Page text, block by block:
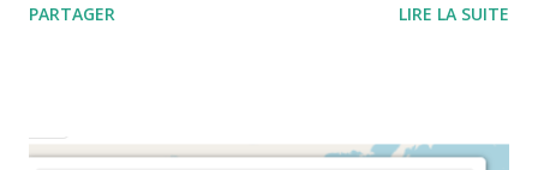
coordonnées que vous pouvez utiliser et des exemples
28.717 Lambert 93 (EPSG:2154): 843000, 6450000 (X/Y
PARTAGER LIRE LA SUITE